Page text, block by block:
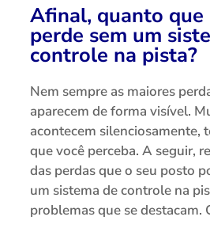
Afinal, quanto que
perde sem um
controle na pista?
Nem sempre as maiores
aparecem de forma visível.
acontecem silenciosamente,
que você perceba. A seguir,
das perdas que o seu posto
um sistema de controle na
problemas que se destacam.